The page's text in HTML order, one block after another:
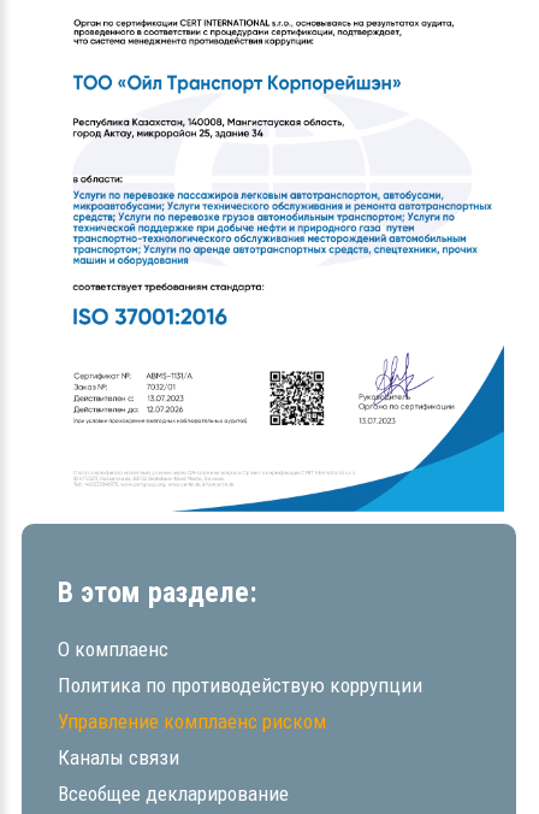
В этом разделе:
О комплаенс
Политика по противодействую коррупции
Управление комплаенс риском
Каналы связи
Всеобщее декларирование